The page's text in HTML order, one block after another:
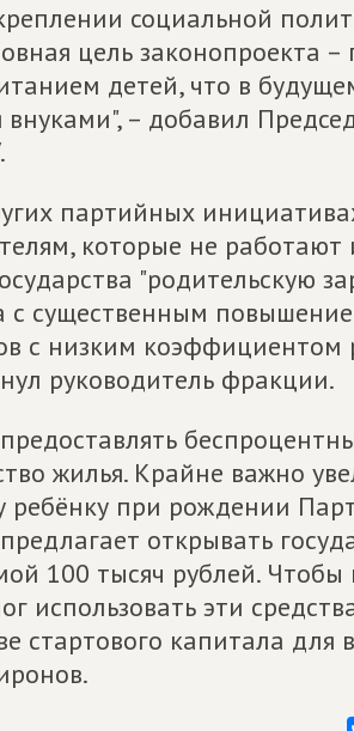
социальной
цель законопроекта –
детей, что в
– добавил
.
партийных
которые не работают
"родительскую
с существенным
с низким
руководитель фракции.
жилья. Крайне важно
ребёнку при рождении
открывать
100 тысяч рублей.
использовать эти
стартового капитала для